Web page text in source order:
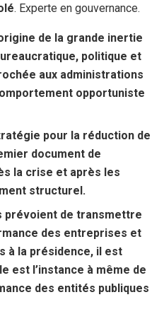
. Experte en gouvernance.
de la grande inertie
politique et
aux administrations
opportuniste
pour la réduction de
document de
la crise et après les
structurel.
prévoient de transmettre
des entreprises et
à la présidence, il est
est l’instance à même de
des entités publiques